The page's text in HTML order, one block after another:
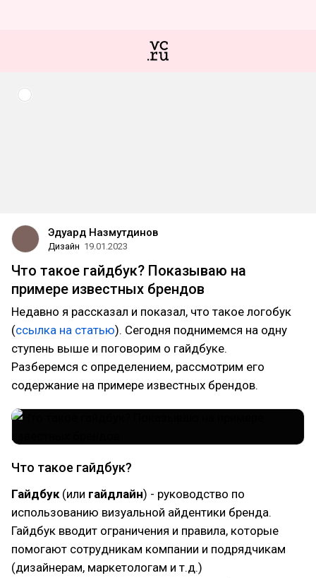
Эдуард Назмутдинов
Дизайн 19.01.2023
Что такое гайдбук? Показываю на
примере известных брендов
Недавно я рассказал и показал, что такое логобук
(ссылка на статью). Сегодня поднимемся на одну
ступень выше и поговорим о гайдбуке.
Разберемся с определением, рассмотрим его
содержание на примере известных брендов.
Что такое гайдбук?
Гайдбук(или гайдлайн) - руководство по
использованию визуальной айдентики бренда.
Гайдбук вводит ограничения и правила, которые
помогают сотрудникам компании и подрядчикам
(дизайнерам, маркетологам и т.д.)